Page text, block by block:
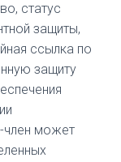
статус
защиты,
ссылка по
защиту
член может